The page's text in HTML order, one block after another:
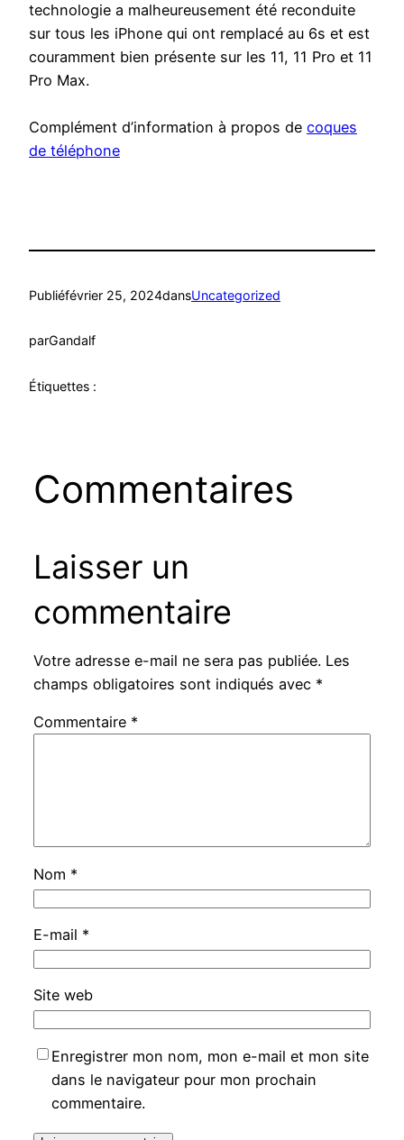
technologie a malheureusement été reconduite
sur tous les iPhone qui ont remplacé au 6s et est
couramment bien présente sur les 11, 11 Pro et 11
Pro Max.
Complément d’information à propos de coques
de téléphone
Publiéfévrier 25, 2024dansUncategorized
parGandalf
Étiquettes :
Commentaires
Laisser un
commentaire
Votre adresse e-mail ne sera pas publiée. Les
champs obligatoires sont indiqués avec *
Commentaire *
Nom *
E-mail *
Site web
Enregistrer mon nom, mon e-mail et mon site
dans le navigateur pour mon prochain
commentaire.